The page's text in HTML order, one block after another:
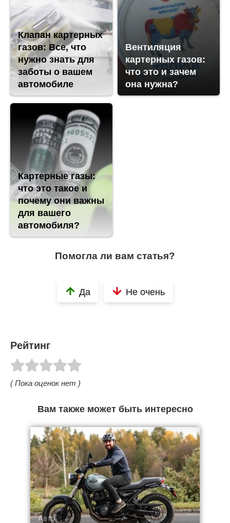
Клапан картерных
газов: Все, что
нужно знать для
заботы о вашем
автомобиле
Вентиляция
картерных газов:
что это и зачем
она нужна?
Картерные газы:
что это такое и
почему они важны
для вашего
автомобиля?
Помогла ли вам статья?
Да Не очень
Рейтинг
( Пока оценок нет )
Вам также может быть интересно
Авто